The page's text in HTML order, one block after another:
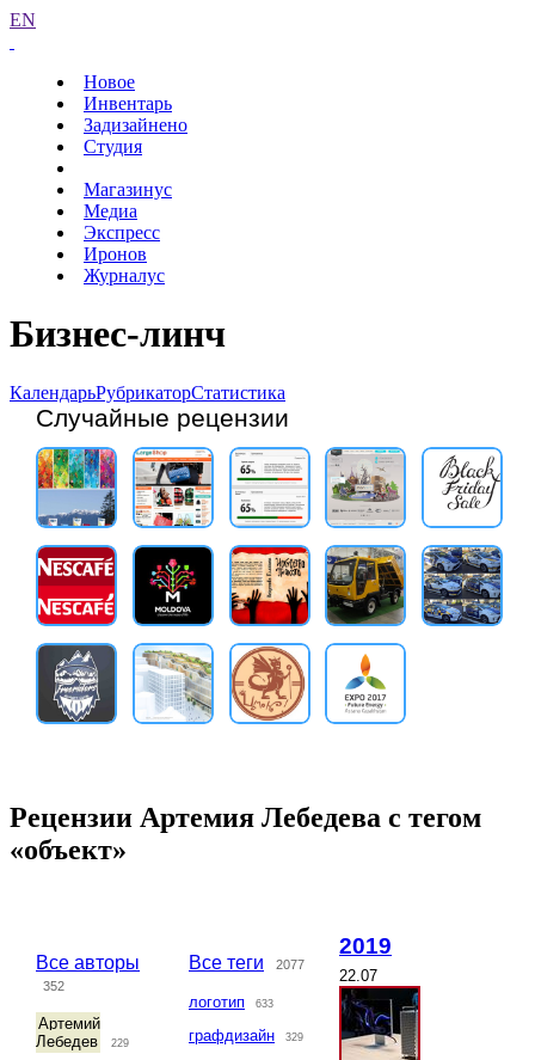
EN
Новое
Инвентарь
Задизайнено
Студия
Магазинус
Медиа
Экспресс
Иронов
Журналус
Бизнес-линч
КалендарьРубрикаторСтатистика
Случайные рецензии
Рецензии Артемия Лебедева с тегом
«объект»
Все авторы
352
Артемий
Лебедев
229
Все теги 2077
логотип 633
графдизайн 329
2019
22.07